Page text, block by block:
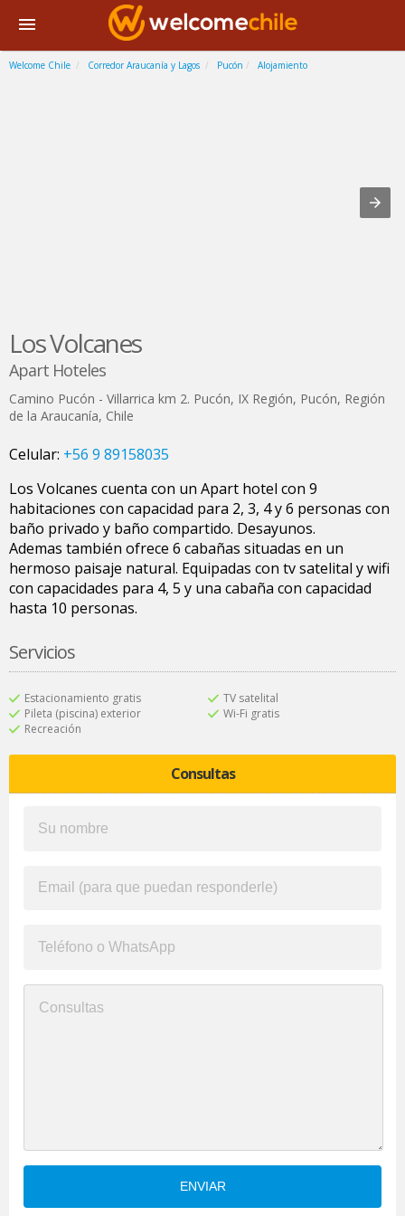
Welcome Chile Corredor Araucanía y Lagos Pucón Alojamiento
Los Volcanes
Apart Hoteles
Camino Pucón - Villarrica km 2. Pucón, IX Región, Pucón, Región
de la Araucanía, Chile
Celular: +56 9 89158035
Los Volcanes cuenta con un Apart hotel con 9
habitaciones con capacidad para 2, 3, 4 y 6 personas con
baño privado y baño compartido. Desayunos.
Ademas también ofrece 6 cabañas situadas en un
hermoso paisaje natural. Equipadas con tv satelital y wifi
con capacidades para 4, 5 y una cabaña con capacidad
hasta 10 personas.
Servicios
Estacionamiento gratis
Pileta (piscina) exterior
Recreación
TV satelital
Wi-Fi gratis
Consultas